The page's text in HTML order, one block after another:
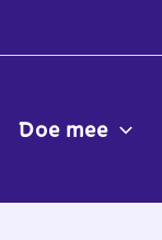
Doe mee